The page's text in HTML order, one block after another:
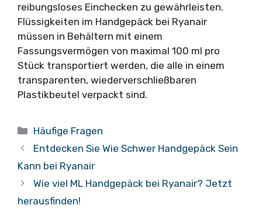
reibungsloses Einchecken zu gewährleisten.
Flüssigkeiten im Handgepäck bei Ryanair
müssen in Behältern mit einem
Fassungsvermögen von maximal 100 ml pro
Stück transportiert werden, die alle in einem
transparenten, wiederverschließbaren
Plastikbeutel verpackt sind.
Kategorien
Häufige Fragen
Entdecken Sie Wie Schwer Handgepäck Sein
Kann bei Ryanair
Wie viel ML Handgepäck bei Ryanair? Jetzt
herausfinden!